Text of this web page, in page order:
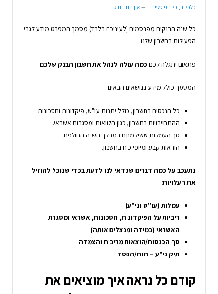
כלכלית, כל הפוסטים — אין תגובות ↓
כל שנה הבנקים מפרסמים (לעיניכם בלבד) מסמך המפרט מידע לגבי
הפעילות בחשבון שלנו.
פתאום יתגלה לכם כמה עולה לנהל את חשבון הבנק שלכם.
המסמך כולל מידע בנושאים הבאים:
כל הנכסים בחשבון, כולל יתרות עו"ש, פיקדונות וחסכונות.
ההתחייבויות בחשבון, כגון הלוואות ומסגרות אשראי.
סך העמלות ששילמתם במהלך השנה החולפת.
הוראות קבע ומיופי כוח בחשבון.
נתעכב על כמה דברים שכדאי לנו לדעת בכדי שנוכל להוזיל
את העלויות:
עמלות (עו"ש וני"ע)
ריביות על הפיקדונות, חסכונות, אשראי ומסגרת
האשראי (במידה ומנצלים אותה)
סך הכנסות/הוצאות מריבית והצמדה
תיק ני"ע – רווח/הפסד
קודם כל נראהאיך מוציאים את